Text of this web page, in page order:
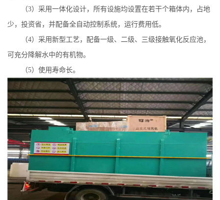
（3）采用一体化设计，所有设施均设置在若干个箱体内，占地
少，投资省，并配备全自动控制系统，运行费用低。
（4）采用新型工艺，配备一级、二级、三级接触氧化反应池，
可充分降解水中的有机物。
（5）使用寿命长。